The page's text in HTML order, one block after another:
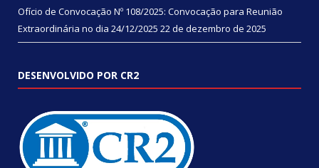
Ofício de Convocação Nº 108/2025: Convocação para Reunião
Extraordinária no dia 24/12/2025 22 de dezembro de 2025
DESENVOLVIDO POR CR2